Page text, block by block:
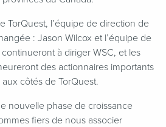
TorQuest, l’équipe de direction de
: Jason Wilcox et l’équipe de
à diriger WSC, et les
des actionnaires importants
côtés de TorQuest.
nouvelle phase de croissance
fiers de nous associer